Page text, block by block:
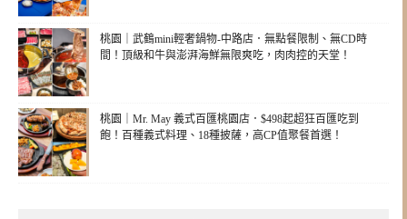
桃園｜武鶴mini輕奢鍋物-中路店．無點餐限制、無CD時
間！頂級和牛與澎湃海鮮無限爽吃，肉肉控的天堂！
桃園｜Mr. May 義式百匯桃園店．$498起超狂百匯吃到
飽！百種義式料理、18種披薩，高CP值聚餐首選！